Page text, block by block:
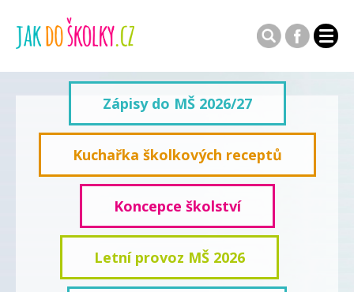
Zápisy do MŠ 2026/27
Kuchařka školkových receptů
Koncepce školství
Letní provoz MŠ 2026